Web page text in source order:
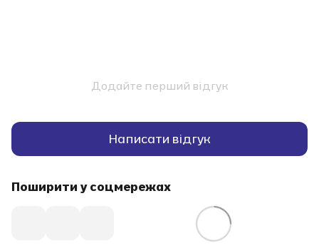
Додайте перший відгук
Написати відгук
Поширити у соцмережах